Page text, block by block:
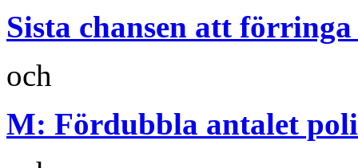
Sista chansen att
och
M: Fördubbla antalet